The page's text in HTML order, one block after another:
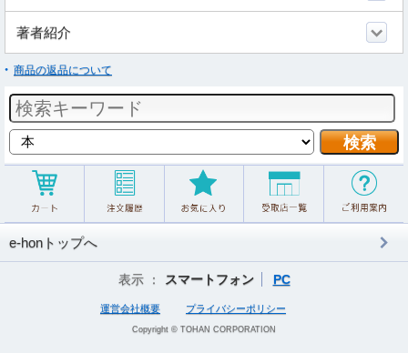
著者紹介
商品の返品について
e-honトップへ
表示 ： スマートフォン PC
運営会社概要 プライバシーポリシー
Copyright © TOHAN CORPORATION